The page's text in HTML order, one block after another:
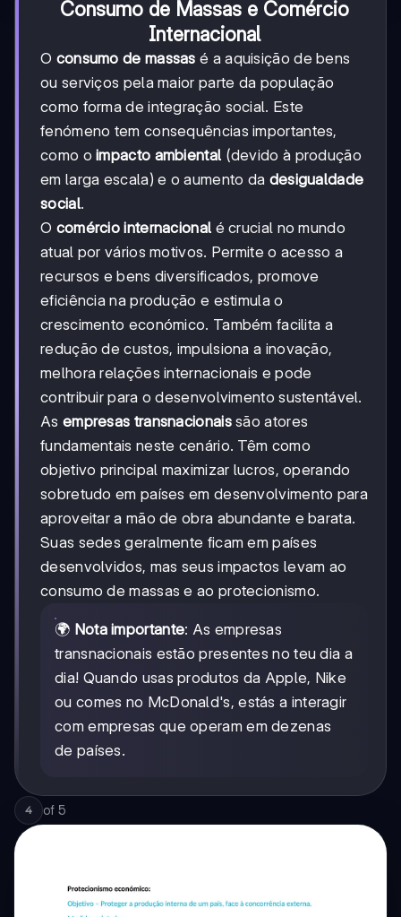
Consumo de Massas e Comércio
Internacional
O consumo de massas é a aquisição de bens
ou serviços pela maior parte da população
como forma de integração social. Este
fenómeno tem consequências importantes,
como oimpacto ambiental (devido à produção
em larga escala) e o aumento da desigualdade
social.
O comércio internacional é crucial no mundo
atual por vários motivos. Permite o acesso a
recursos e bens diversificados, promove
eficiência na produção e estimula o
crescimento económico. Também facilita a
redução de custos, impulsiona a inovação,
melhora relações internacionais e pode
contribuir para o desenvolvimento sustentável.
As empresas transnacionaissão atores
fundamentais neste cenário. Têm como
objetivo principal maximizar lucros, operando
sobretudo em países em desenvolvimento para
aproveitar a mão de obra abundante e barata.
Suas sedes geralmente ficam em países
desenvolvidos, mas seus impactos levam ao
consumo de massas e ao protecionismo.
🌍 Nota importante: As empresas
transnacionais estão presentes no teu dia a
dia! Quando usas produtos da Apple, Nike
ou comes no McDonald's, estás a interagir
com empresas que operam em dezenas
de países.
4 of 5